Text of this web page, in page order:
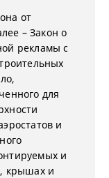
от
– Закон о
рекламы с
для
и
и
крышах и